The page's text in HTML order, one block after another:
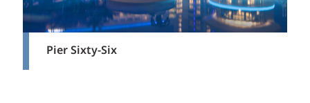
Pier Sixty-Six